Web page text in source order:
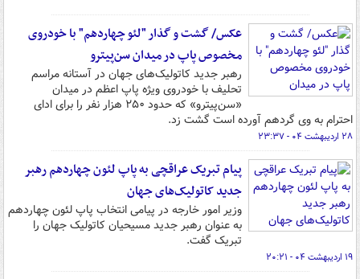
عکس/ گشت و گذار "لئو چهاردهم" با خودروی
مخصوص پاپ در میدان سن‌پیترو
رهبر جدید کاتولیک‌های جهان در آستانه مراسم
تحلیف با خودروی ویژه پاپ اعظم در میدان
«سن‌پیترو» که حدود ۲۵۰ هزار نفر را برای ادای
احترام به وی گردهم آورده است گشت زد.
۲۸ اردیبهشت ۰۴ - ۲۳:۳۷
پیام تبریک عراقچی به پاپ لئون چهاردهم رهبر
جدید کاتولیک‌های جهان
وزیر امور خارجه در پیامی انتخاب پاپ لئون چهاردهم
به عنوان رهبر جدید مسیحیان کاتولیک جهان را
تبریک گفت.
۱۹ اردیبهشت ۰۴ - ۲۰:۲۱